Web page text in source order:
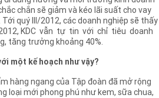
chắn sẽ giảm và kéo lãi suất cho vay
quý III/2012, các doanh nghiệp sẽ thấy
2012, KDC vẫn tự tin với chỉ tiêu doanh
tăng trưởng khoảng 40%.
một kế hoạch như vậy?
hàng ngang của Tập đoàn đã mở rộng
loại mới phong phú như kem, sữa chua,